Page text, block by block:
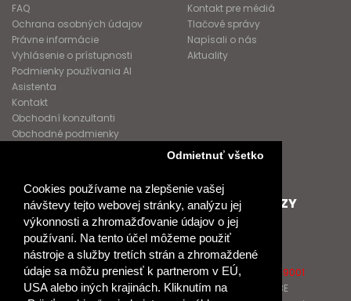
Cookies používame na zlepšenie vašej
návštevy tejto webovej stránky, analýzu jej
výkonnosti a zhromažďovanie údajov o jej
používaní. Na tento účel môžeme použiť
nástroje a služby tretích strán a zhromaždené
údaje sa môžu preniesť k partnerom v EÚ,
USA alebo iných krajinách. Kliknutím na
Odmietnuť všetko
FAQ
Ochrana osobných údajov
Právne informácie
Vyhlásenie o prístupnosti
Podmienky používania AI
Asistenta
Kontakt
Obchodní konzultanti
Obchodné podmienky
Kontakt pre médiá
Tlačové správy
Napísali o nás
Aktuality
SPOLUPRACUJEME
Podporujeme
Naše projekty
Spolupracujeme
Pošlite nám správu
ĎALŠIE ODKAZY
O Raabe
O Klett
Naši autori
Certifikát kvality ISO 9001
Klientska zóna RAABE